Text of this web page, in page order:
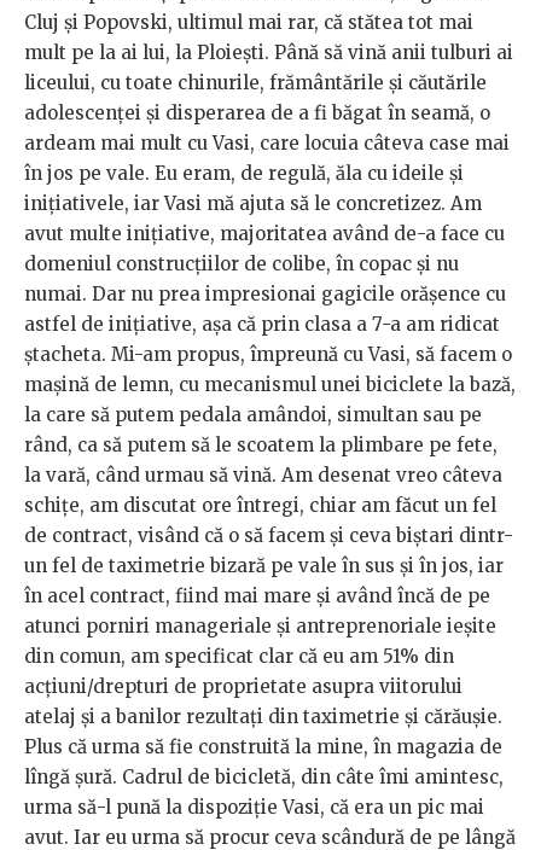
Cluj și Popovski, ultimul mai rar, că stătea tot mai
mult pe la ai lui, la Ploiești. Până să vină anii tulburi ai
liceului, cu toate chinurile, frământările și căutările
adolescenței și disperarea de a fi băgat în seamă, o
ardeam mai mult cu Vasi, care locuia câteva case mai
în jos pe vale. Eu eram, de regulă, ăla cu ideile și
inițiativele, iar Vasi mă ajuta să le concretizez. Am
avut multe inițiative, majoritatea având de-a face cu
domeniul construcțiilor de colibe, în copac și nu
numai. Dar nu prea impresionai gagicile orășence cu
astfel de inițiative, așa că prin clasa a 7-a am ridicat
ștacheta. Mi-am propus, împreună cu Vasi, să facem o
mașină de lemn, cu mecanismul unei biciclete la bază,
la care să putem pedala amândoi, simultan sau pe
rând, ca să putem să le scoatem la plimbare pe fete,
la vară, când urmau să vină. Am desenat vreo câteva
schițe, am discutat ore întregi, chiar am făcut un fel
de contract, visând că o să facem și ceva biștari dintr-
un fel de taximetrie bizară pe vale în sus și în jos, iar
în acel contract, fiind mai mare și având încă de pe
atunci porniri manageriale și antreprenoriale ieșite
din comun, am specificat clar că eu am 51% din
acțiuni/drepturi de proprietate asupra viitorului
atelaj și a banilor rezultați din taximetrie și cărăușie.
Plus că urma să fie construită la mine, în magazia de
lîngă șură. Cadrul de bicicletă, din câte îmi amintesc,
urma să-l pună la dispoziție Vasi, că era un pic mai
avut. Iar eu urma să procur ceva scândură de pe lângă